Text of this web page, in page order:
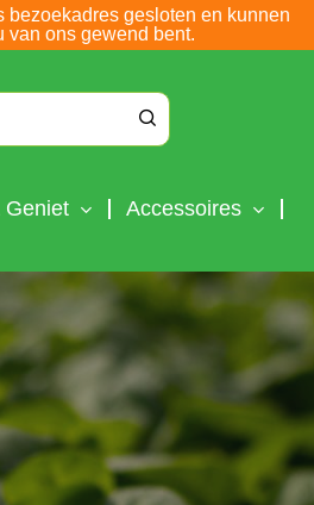
bezoekadres gesloten en kunnen
van ons gewend bent.
Geniet Accessoires